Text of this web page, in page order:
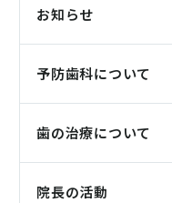
お知らせ
予防歯科について
歯の治療について
院長の活動